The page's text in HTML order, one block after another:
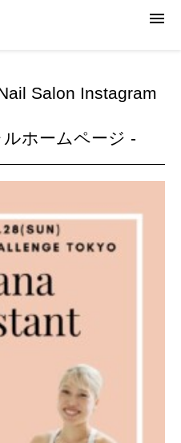

Salon Instagram
ホームページ -